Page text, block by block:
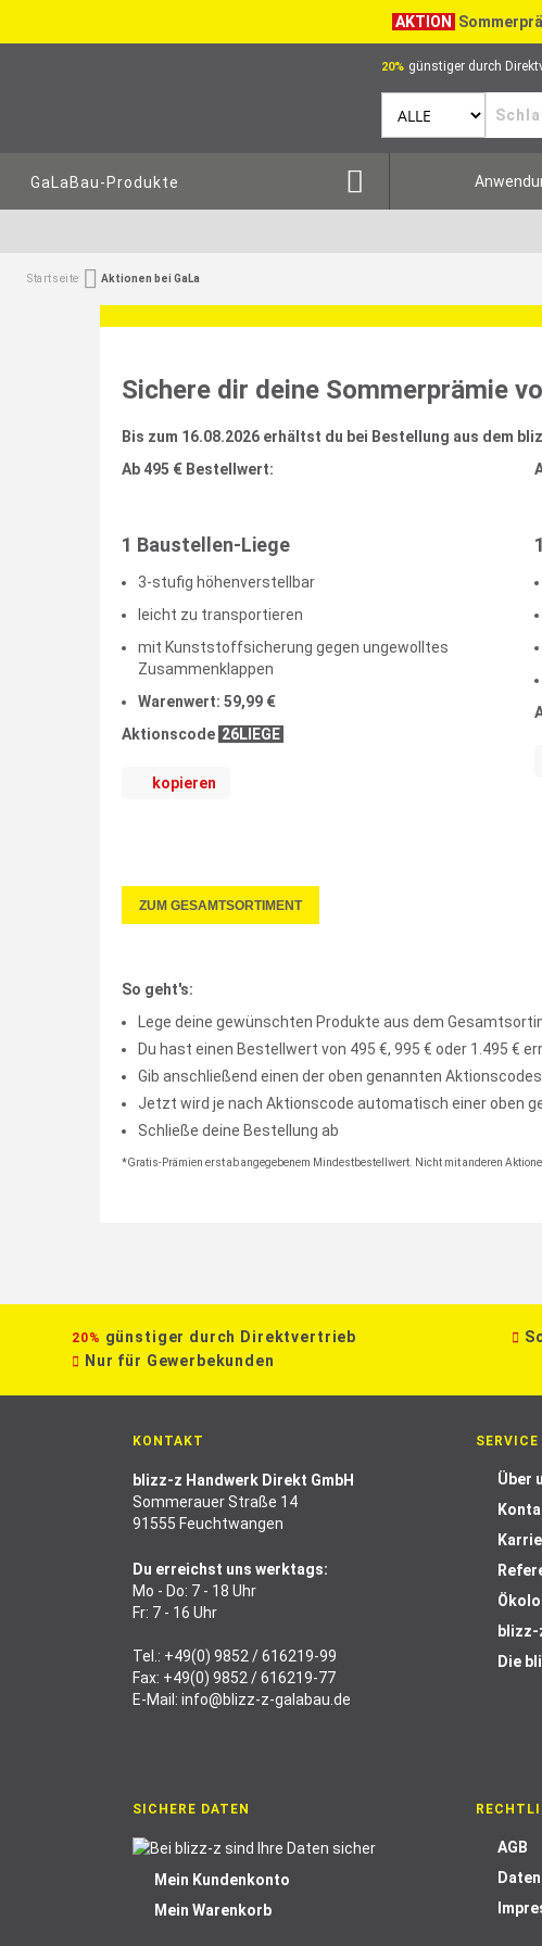
AKTION
20% günstiger durch
GaLaBau-Produkte
Startseite Aktionen bei GaLa
Sichere dir deine Sommerprämie
Bis zum 16.08.2026 erhältst du bei Bestellung aus dem
Ab 495 € Bestellwert:
1 Baustellen-Liege
3-stufig höhenverstellbar
leicht zu transportieren
mit Kunststoffsicherung gegen ungewolltes
Zusammenklappen
Warenwert: 59,99 €
Aktionscode 26LIEGE
kopieren
ZUM GESAMTSORTIMENT
So geht's:
Lege deine gewünschten Produkte aus dem
Du hast einen Bestellwert von 495 €, 995 € oder 1.495 €
Gib anschließend einen der oben genannten Aktionscodes
Jetzt wird je nach Aktionscode automatisch einer oben
Schließe deine Bestellung ab
*Gratis-Prämien erst ab angegebenem Mindestbestellwert. Nicht mit anderen
20% günstiger durch Direktvertrieb
Nur für Gewerbekunden
KONTAKT
blizz-z Handwerk Direkt GmbH
Sommerauer Straße 14
91555 Feuchtwangen
Du erreichst uns werktags:
Mo - Do: 7 - 18 Uhr
Fr: 7 - 16 Uhr
Tel.: +49(0) 9852 / 616219-99
Fax: +49(0) 9852 / 616219-77
E-Mail: info@blizz-z-galabau.de
SERVICE
Über
blizz-
Die
SICHERE DATEN
Mein Kundenkonto
Mein Warenkorb
AGB